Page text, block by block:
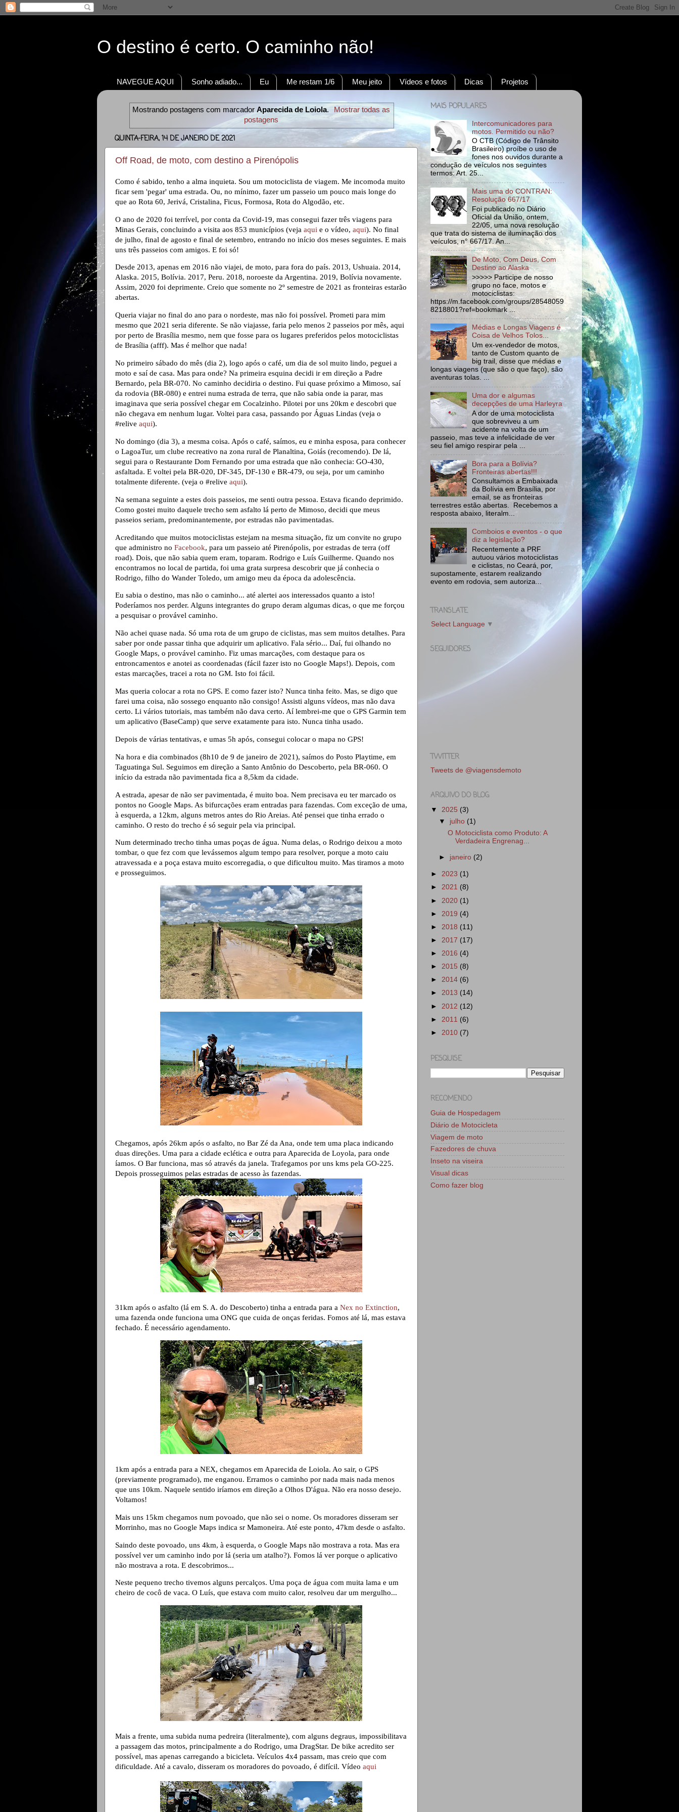
O destino é certo. O caminho não!
NAVEGUE AQUI Sonho adiado... Eu Me restam 1/6 Meu jeito Vídeos e fotos Dicas Projetos
Mostrando postagens com marcadorAparecida de Loiola.
Mostrar todas as
postagens
QUINTA-FEIRA, 14 DE JANEIRO DE 2021
Off Road, de moto, com destino a Pirenópolis
Como é sabido, tenho a alma inquieta. Sou um motociclista de viagem. Me incomoda muito
ficar sem 'pegar' uma estrada. Ou, no mínimo, fazer um passeio um pouco mais longe do
que ao Rota 60, Jerivá, Cristalina, Ficus, Formosa, Rota do Algodão, etc.
O ano de 2020 foi terrível, por conta da Covid-19, mas consegui fazer três viagens para
Minas Gerais, concluindo a visita aos 853 municípios (veja aqui e o vídeo, aqui). No final
de julho, final de agosto e final de setembro, entrando no início dos meses seguintes. E mais
uns três passeios com amigos. E foi só!
Desde 2013, apenas em 2016 não viajei, de moto, para fora do país. 2013, Ushuaia. 2014,
Alaska. 2015, Bolívia. 2017, Peru. 2018, noroeste da Argentina. 2019, Bolívia novamente.
Assim, 2020 foi deprimente. Creio que somente no 2º semestre de 2021 as fronteiras estarão
abertas.
Queria viajar no final do ano para o nordeste, mas não foi possível. Prometi para mim
mesmo que 2021 seria diferente. Se não viajasse, faria pelo menos 2 passeios por mês, aqui
por perto de Brasília mesmo, nem que fosse para os lugares preferidos pelos motociclistas
de Brasília (afff). Mas é melhor que nada!
No primeiro sábado do mês (dia 2), logo após o café, um dia de sol muito lindo, peguei a
moto e saí de casa. Mas para onde? Na primeira esquina decidi ir em direção a Padre
Bernardo, pela BR-070. No caminho decidiria o destino. Fui quase próximo a Mimoso, saí
da rodovia (BR-080) e entrei numa estrada de terra, que não sabia onde ia parar, mas
imaginava que seria possível chegar em Cocalzinho. Pilotei por uns 20km e descobri que
não chegava em nenhum lugar. Voltei para casa, passando por Águas Lindas (veja o
#relive aqui).
No domingo (dia 3), a mesma coisa. Após o café, saímos, eu e minha esposa, para conhecer
o LagoaTur, um clube recreativo na zona rural de Planaltina, Goiás (recomendo). De lá,
segui para o Restaurante Dom Fernando por uma estrada que não conhecia: GO-430,
asfaltada. E voltei pela BR-020, DF-345, DF-130 e BR-479, ou seja, por um caminho
totalmente diferente. (veja o #relive aqui).
Na semana seguinte a estes dois passeios, me senti outra pessoa. Estava ficando deprimido.
Como gostei muito daquele trecho sem asfalto lá perto de Mimoso, decidi que meus
passeios seriam, predominantemente, por estradas não pavimentadas.
Acreditando que muitos motociclistas estejam na mesma situação, fiz um convite no grupo
que administro no Facebook, para um passeio até Pirenópolis, por estradas de terra (off
road). Dois, que não sabia quem eram, toparam. Rodrigo e Luís Guilherme. Quando nos
encontramos no local de partida, foi uma grata surpresa descobrir que já conhecia o
Rodrigo, filho do Wander Toledo, um amigo meu da época da adolescência.
Eu sabia o destino, mas não o caminho... até alertei aos interessados quanto a isto!
Poderíamos nos perder. Alguns integrantes do grupo deram algumas dicas, o que me forçou
a pesquisar o provável caminho.
Não achei quase nada. Só uma rota de um grupo de ciclistas, mas sem muitos detalhes. Para
saber por onde passar tinha que adquirir um aplicativo. Fala sério... Daí, fui olhando no
Google Maps, o provável caminho. Fiz umas marcações, com destaque para os
entroncamentos e anotei as coordenadas (fácil fazer isto no Google Maps!). Depois, com
estas marcações, tracei a rota no GM. Isto foi fácil.
Mas queria colocar a rota no GPS. E como fazer isto? Nunca tinha feito. Mas, se digo que
farei uma coisa, não sossego enquanto não consigo! Assisti alguns vídeos, mas não dava
certo. Li vários tutoriais, mas também não dava certo. Aí lembrei-me que o GPS Garmin tem
um aplicativo (BaseCamp) que serve exatamente para isto. Nunca tinha usado.
Depois de várias tentativas, e umas 5h após, consegui colocar o mapa no GPS!
Na hora e dia combinados (8h10 de 9 de janeiro de 2021), saímos do Posto Playtime, em
Taguatinga Sul. Seguimos em direção a Santo Antônio do Descoberto, pela BR-060. O
início da estrada não pavimentada fica a 8,5km da cidade.
A estrada, apesar de não ser pavimentada, é muito boa. Nem precisava eu ter marcado os
pontos no Google Maps. As bifurcações eram entradas para fazendas. Com exceção de uma,
à esquerda, a 12km, alguns metros antes do Rio Areias. Até pensei que tinha errado o
caminho. O resto do trecho é só seguir pela via principal.
Num determinado trecho tinha umas poças de água. Numa delas, o Rodrigo deixou a moto
tombar, o que fez com que levássemos algum tempo para resolver, porque a moto caiu
atravessada e a poça estava muito escorregadia, o que dificultou muito. Mas tiramos a moto
e prosseguimos.
Chegamos, após 26km após o asfalto, no Bar Zé da Ana, onde tem uma placa indicando
duas direções. Uma para a cidade eclética e outra para Aparecida de Loyola, para onde
íamos. O Bar funciona, mas só através da janela. Trafegamos por uns kms pela GO-225.
Depois prosseguimos pelas estradas de acesso às fazendas.
31km após o asfalto (lá em S. A. do Descoberto) tinha a entrada para a Nex no Extinction,
uma fazenda onde funciona uma ONG que cuida de onças feridas. Fomos até lá, mas estava
fechado. É necessário agendamento.
1km após a entrada para a NEX, chegamos em Aparecida de Loiola. Ao sair, o GPS
(previamente programado), me enganou. Erramos o caminho por nada mais nada menos
que uns 10km. Naquele sentido iríamos em direção a Olhos D'água. Não era nosso desejo.
Voltamos!
Mais uns 15km chegamos num povoado, que não sei o nome. Os moradores disseram ser
Morrinho, mas no Google Maps indica sr Mamoneira. Até este ponto, 47km desde o asfalto.
Saindo deste povoado, uns 4km, à esquerda, o Google Maps não mostrava a rota. Mas era
possível ver um caminho indo por lá (seria um atalho?). Fomos lá ver porque o aplicativo
não mostrava a rota. E descobrimos...
Neste pequeno trecho tivemos alguns percalços. Uma poça de água com muita lama e um
cheiro de cocô de vaca. O Luís, que estava com muito calor, resolveu dar um mergulho...
Mais a frente, uma subida numa pedreira (literalmente), com alguns degraus, impossibilitava
a passagem das motos, principalmente a do Rodrigo, uma DragStar. De bike acredito ser
possível, mas apenas carregando a bicicleta. Veículos 4x4 passam, mas creio que com
dificuldade. Até a cavalo, disseram os moradores do povoado, é difícil. Vídeo aqui
MAIS POPULARES
Intercomunicadores para
motos. Permitido ou não?
O CTB (Código de Trânsito
Brasileiro) proíbe o uso de
fones nos ouvidos durante a
condução de veículos nos seguintes
termos: Art. 25...
Mais uma do CONTRAN:
Resolução 667/17
Foi publicado no Diário
Oficial da União, ontem,
22/05, uma nova resolução
que trata do sistema de iluminação dos
veículos, n° 667/17. An...
De Moto, Com Deus, Com
Destino ao Alaska
>>>>> Participe de nosso
grupo no face, motos e
motociclistas:
https://m.facebook.com/groups/28548059
8218801?ref=bookmark ...
Médias e Longas Viagens é
Coisa de Velhos Tolos...
Um ex-vendedor de motos,
tanto de Custom quanto de
big trail, disse que médias e
longas viagens (que são o que faço), são
aventuras tolas. ...
Uma dor e algumas
decepções de uma Harleyra
A dor de uma motociclista
que sobreviveu a um
acidente na volta de um
passeio, mas teve a infelicidade de ver
seu fiel amigo respirar pela ...
Bora para a Bolívia?
Fronteiras abertas!!!
Consultamos a Embaixada
da Bolívia em Brasília, por
email, se as fronteiras
terrestres estão abertas. Recebemos a
resposta abaixo, literalm...
Comboios e eventos - o que
diz a legislação?
Recentemente a PRF
autuou vários motociclistas
e ciclistas, no Ceará, por,
supostamente, estarem realizando
evento em rodovia, sem autoriza...
TRANSLATE
Select Language ▼
SEGUIDORES
TWITTER
Tweets de @viagensdemoto
ARQUIVO DO BLOG
▼ 2025 (3)
▼ julho (1)
O Motociclista como Produto: A
Verdadeira Engrenag...
► janeiro (2)
► 2023 (1)
► 2021 (8)
► 2020 (1)
► 2019 (4)
► 2018 (11)
► 2017 (17)
► 2016 (4)
► 2015 (8)
► 2014 (6)
► 2013 (14)
► 2012 (12)
► 2011 (6)
► 2010 (7)
PESQUISE
RECOMENDO
Guia de Hospedagem
Diário de Motocicleta
Viagem de moto
Fazedores de chuva
Inseto na viseira
Visual dicas
Como fazer blog